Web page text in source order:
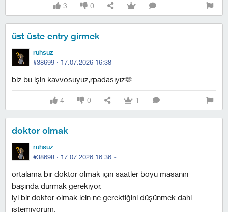
3 0
üst üste entry girmek
ruhsuz
#38699 · 17.07.2026 16:38
biz bu işin kavvosuyuz,rpadasıyız🫶
4 0 1
doktor olmak
ruhsuz
#38698 · 17.07.2026 16:36 ~
ortalama bir doktor olmak için saatler boyu masanın
başında durmak gerekiyor.
i̇yi bir doktor olmak icin ne gerektiğini düşünmek dahi
istemiyorum.